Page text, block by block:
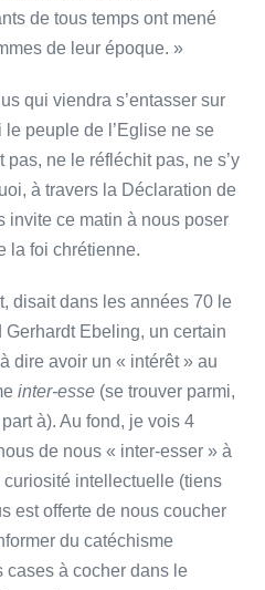
de tous temps ont mené
de leur époque. »
qui viendra s’entasser sur
peuple de l’Eglise ne se
pas, ne le réfléchit pas, ne s’y
à travers la Déclaration de
invite ce matin à nous poser
la foi chrétienne.
disait dans les années 70 le
Ebeling, un certain
dire avoir un « intérêt » au
inter-esse (se trouver parmi,
à). Au fond, je vois 4
de nous « inter-esser » à
intellectuelle (tiens
est offerte de nous coucher
du catéchisme
cases à cocher dans le